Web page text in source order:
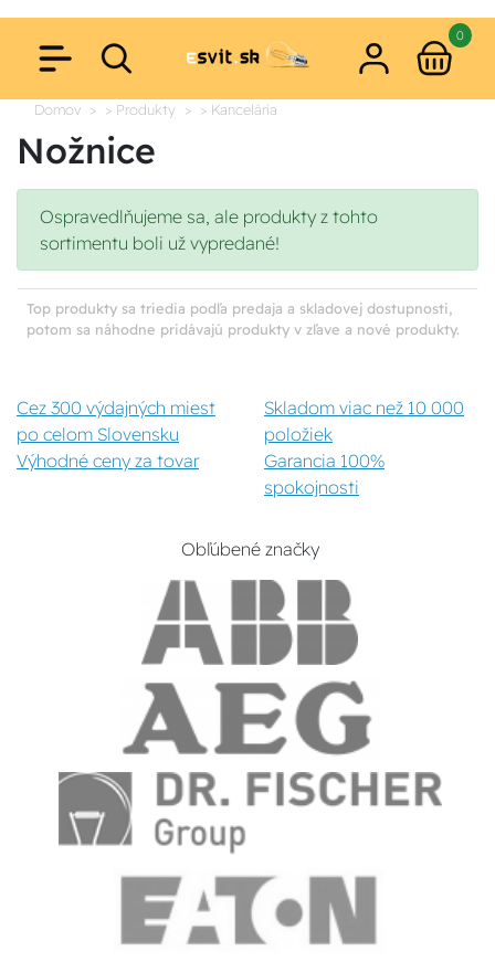
0
Domov > Produkty > Kancelária
Nožnice
Ospravedlňujeme sa, ale produkty z tohto
sortimentu boli už vypredané!
Top produkty sa triedia podľa predaja a skladovej dostupnosti,
potom sa náhodne pridávajú produkty v zľave a nové produkty.
Cez 300 výdajných miest
po celom Slovensku
Skladom viac než 10 000
položiek
Výhodné ceny za tovar
Garancia 100%
spokojnosti
Obľúbené značky